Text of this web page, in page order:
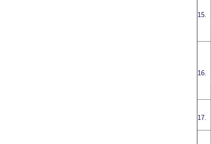
15.
16.
17.